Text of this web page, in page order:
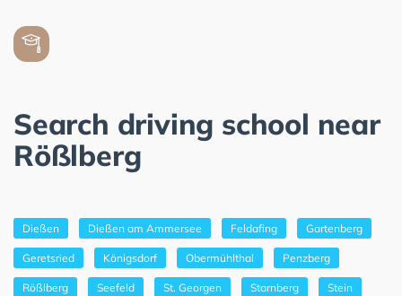
Search driving school near
Rößlberg
Dießen Dießen am Ammersee Feldafing Gartenberg
Geretsried Königsdorf Obermühlthal Penzberg
Rößlberg Seefeld St. Georgen Starnberg Stein